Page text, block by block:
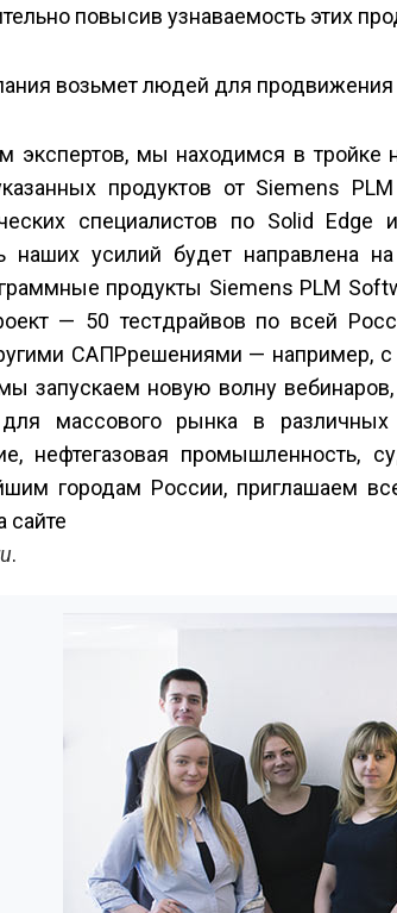
повысив узнаваемость этих
возьмет людей для
экспертов, мы находимся в
продуктов от Siemens
специалистов по Solid
наших усилий будет направлена
продукты Siemens PLM
— 50 тест­драйвов по всей
САПР­решениями — например,
запускаем новую волну
массового рынка в различных
нефтегазовая промышленность,
городам России, приглашаем
сайте
.